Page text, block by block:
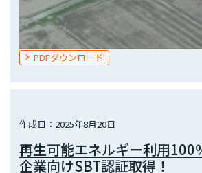
PDFダウンロード
作成日：2025年8月20日
再生可能エネルギー利用100
企業向けSBT認証取得！